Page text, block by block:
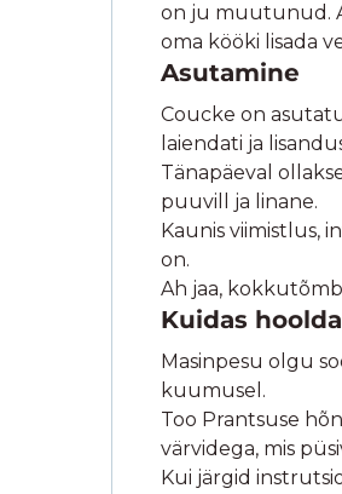
on ju muutunud.
oma kööki lisada
Asutamine
Coucke on
laiendati ja
Tänapäeval
puuvill ja linane.
Kaunis viimistlus,
on.
Ah jaa,
Kuidas
Masinpesu olgu
kuumusel.
Too Prantsuse
värvidega, mis
Kui järgid